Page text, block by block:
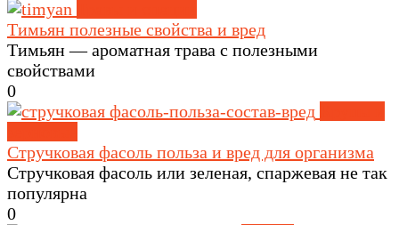
Тимьян полезные свойства и вред
Тимьян — ароматная трава с полезными
свойствами
0
Стручковая фасоль польза и вред для организма
Стручковая фасоль или зеленая, спаржевая не так
популярна
0